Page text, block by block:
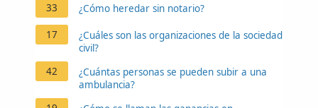
33 ¿Cómo heredar sin notario?
17
¿Cuáles son las organizaciones de la sociedad
civil?
42
¿Cuántas personas se pueden subir a una
ambulancia?